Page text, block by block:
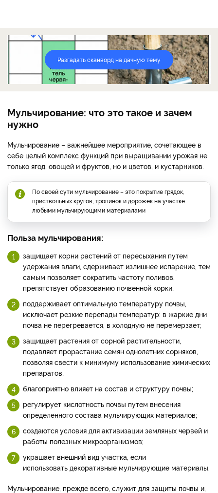
Разгадать сканворд на дачную тему
Мульчирование: что это такое и зачем
нужно
Мульчирование – важнейшее мероприятие, сочетающее в
себе целый комплекс функций при выращивании урожая не
только ягод, овощей и фруктов, но и цветов, и кустарников.
По своей сути мульчирование – это покрытие грядок,
приствольных кругов, тропинок и дорожек на участке
любыми мульчирующими материалами
Польза мульчирования:
защищает корни растений от пересыхания путем
удержания влаги, сдерживает излишнее испарение, тем
самым позволяет сократить частоту поливов,
препятствует образованию почвенной корки;
поддерживает оптимальную температуру почвы,
исключает резкие перепады температур: в жаркие дни
почва не перегревается, в холодную не перемерзает;
защищает растения от сорной растительности,
подавляет прорастание семян однолетних сорняков,
позволяя свести к минимуму использование химических
препаратов;
благоприятно влияет на состав и структуру почвы;
регулирует кислотность почвы путем внесения
определенного состава мульчирующих материалов;
создаются условия для активизации земляных червей и
работы полезных микроорганизмов;
украшает внешний вид участка, если
использовать декоративные мульчирующие материалы.
Мульчирование, прежде всего, служит для защиты почвы и,